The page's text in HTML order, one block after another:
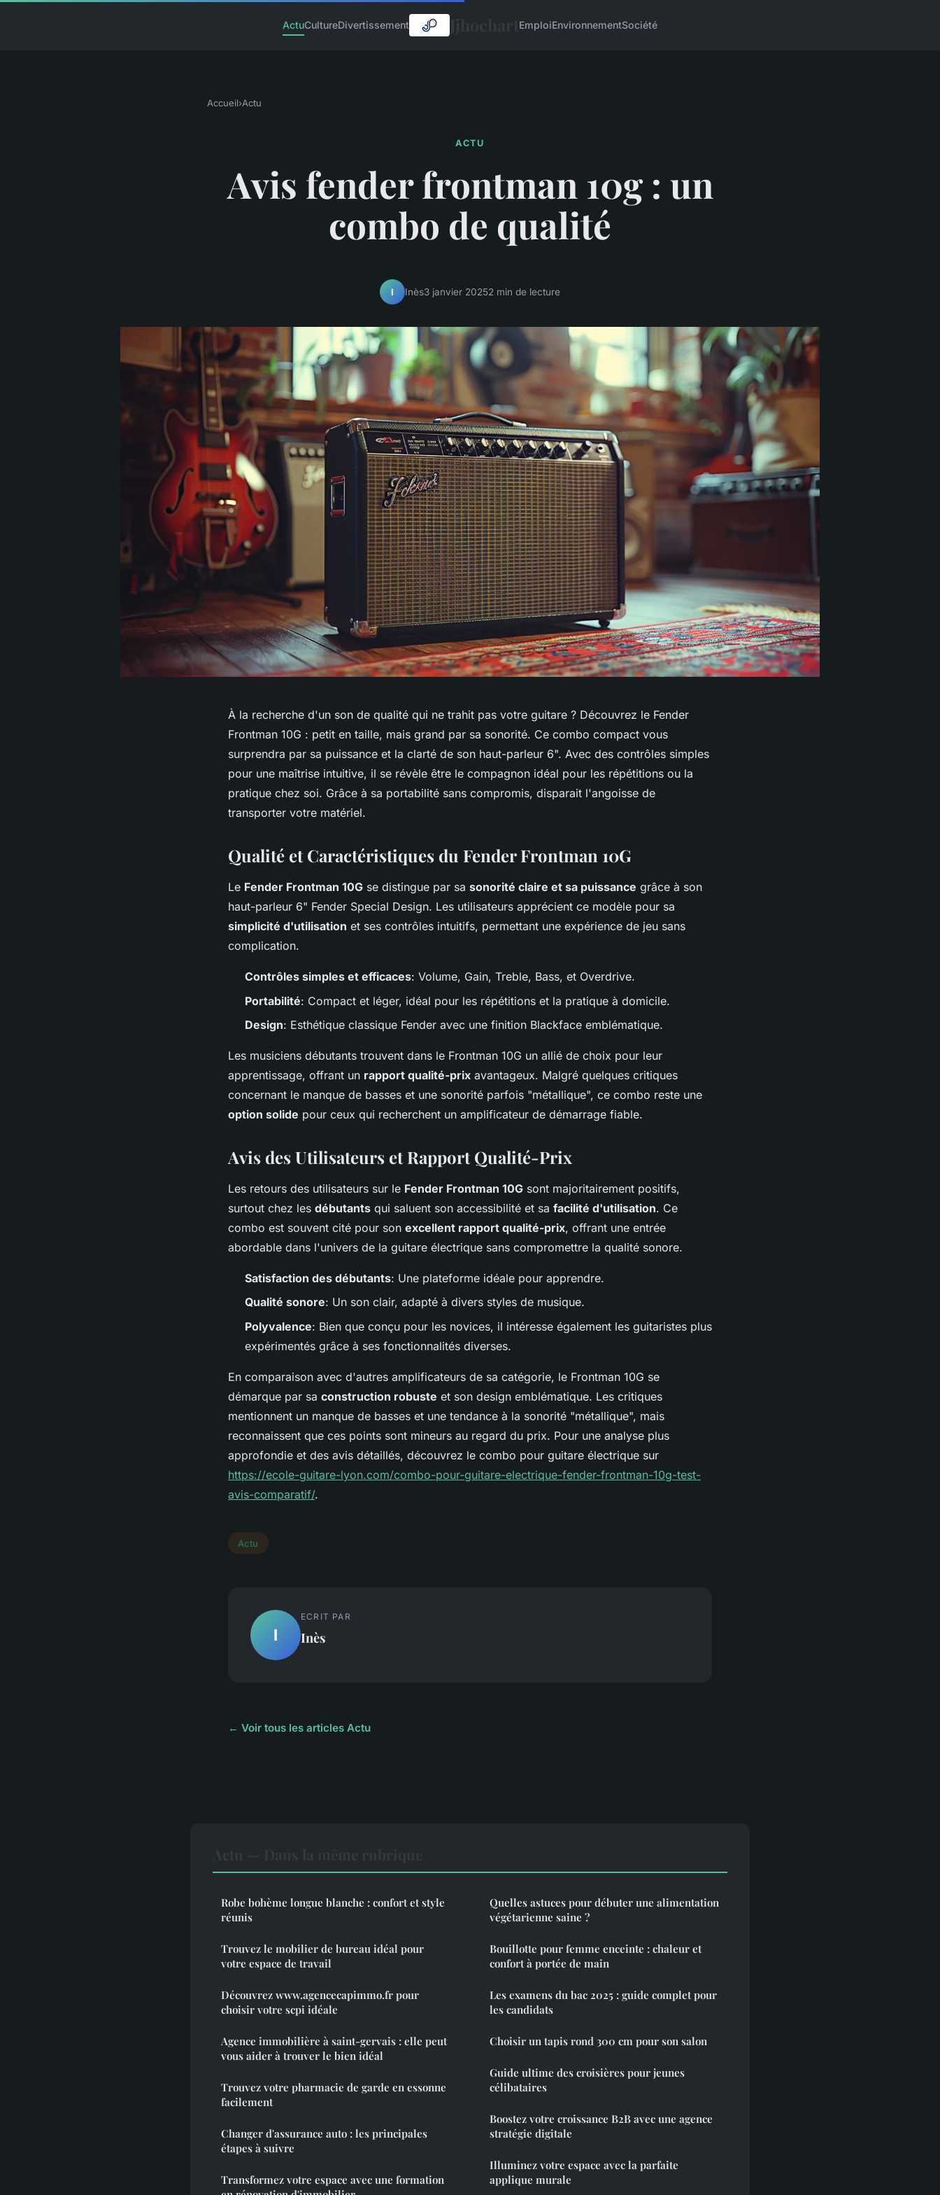
ActuCultureDivertissement EmploiEnvironnementSociété
Accueil›Actu
ACTU
Avis fender frontman 10g : un
combo de qualité
I Inès3 janvier 20252 min de lecture
À la recherche d'un son de qualité qui ne trahit pas votre guitare ? Découvrez le Fender
Frontman 10G : petit en taille, mais grand par sa sonorité. Ce combo compact vous
surprendra par sa puissance et la clarté de son haut-parleur 6". Avec des contrôles simples
pour une maîtrise intuitive, il se révèle être le compagnon idéal pour les répétitions ou la
pratique chez soi. Grâce à sa portabilité sans compromis, disparait l'angoisse de
transporter votre matériel.
Qualité et Caractéristiques du Fender Frontman 10G
Le Fender Frontman 10G se distingue par sa sonorité claire et sa puissance grâce à son
haut-parleur 6" Fender Special Design. Les utilisateurs apprécient ce modèle pour sa
simplicité d'utilisation et ses contrôles intuitifs, permettant une expérience de jeu sans
complication.
Contrôles simples et efficaces: Volume, Gain, Treble, Bass, et Overdrive.
Portabilité: Compact et léger, idéal pour les répétitions et la pratique à domicile.
Design: Esthétique classique Fender avec une finition Blackface emblématique.
Les musiciens débutants trouvent dans le Frontman 10G un allié de choix pour leur
apprentissage, offrant un rapport qualité-prix avantageux. Malgré quelques critiques
concernant le manque de basses et une sonorité parfois "métallique", ce combo reste une
option solide pour ceux qui recherchent un amplificateur de démarrage fiable.
Avis des Utilisateurs et Rapport Qualité-Prix
Les retours des utilisateurs sur le Fender Frontman 10G sont majoritairement positifs,
surtout chez les débutants qui saluent son accessibilité et sa facilité d'utilisation. Ce
combo est souvent cité pour son excellent rapport qualité-prix, offrant une entrée
abordable dans l'univers de la guitare électrique sans compromettre la qualité sonore.
Satisfaction des débutants: Une plateforme idéale pour apprendre.
Qualité sonore: Un son clair, adapté à divers styles de musique.
Polyvalence: Bien que conçu pour les novices, il intéresse également les guitaristes plus
expérimentés grâce à ses fonctionnalités diverses.
En comparaison avec d'autres amplificateurs de sa catégorie, le Frontman 10G se
démarque par sa construction robuste et son design emblématique. Les critiques
mentionnent un manque de basses et une tendance à la sonorité "métallique", mais
reconnaissent que ces points sont mineurs au regard du prix. Pour une analyse plus
approfondie et des avis détaillés, découvrez le combo pour guitare électrique sur
https://ecole-guitare-lyon.com/combo-pour-guitare-electrique-fender-frontman-10g-test-
avis-comparatif/.
Actu
I
ECRIT PAR
Inès
← Voir tous les articles Actu
Robe bohème longue blanche : confort et style
réunis
Trouvez le mobilier de bureau idéal pour
votre espace de travail
Découvrez www.agencecapimmo.fr pour
choisir votre scpi idéale
Agence immobilière à saint-gervais : elle peut
vous aider à trouver le bien idéal
Trouvez votre pharmacie de garde en essonne
facilement
Changer d'assurance auto : les principales
étapes à suivre
Transformez votre espace avec une formation
Quelles astuces pour débuter une alimentation
végétarienne saine ?
Bouillotte pour femme enceinte : chaleur et
confort à portée de main
Les examens du bac 2025 : guide complet pour
les candidats
Choisir un tapis rond 300 cm pour son salon
Guide ultime des croisières pour jeunes
célibataires
Boostez votre croissance B2B avec une agence
stratégie digitale
Illuminez votre espace avec la parfaite
applique murale